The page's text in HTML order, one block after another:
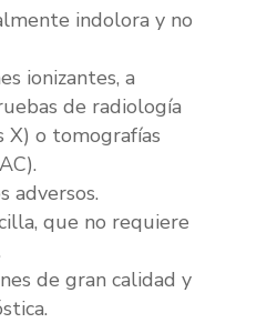
indolora y no
ionizantes, a
de radiología
X) o tomografías
adversos.
que no requiere
de gran calidad y